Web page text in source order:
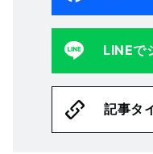
LINEで
記事タ